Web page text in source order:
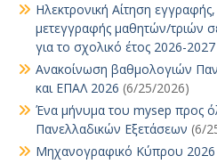
Ηλεκτρονική Αίτηση
μετεγγραφής μαθητών/τριών
για το σχολικό έτος 2026-2027
Ανακοίνωση βαθμολογιών
και ΕΠΑΛ 2026 (6/25/2026)
Ένα μήνυμα του mysep προς
Πανελλαδικών Εξετάσεων (6/
Μηχανογραφικό Κύπρου 2026